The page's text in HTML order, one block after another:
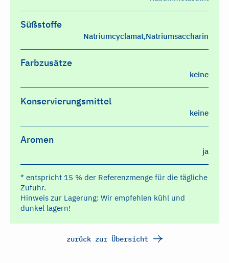
Süßstoffe
Natriumcyclamat,Natriumsaccharin
Farbzusätze
keine
Konservierungsmittel
keine
Aromen
ja
* entspricht 15 % der Referenzmenge für die tägliche
Zufuhr.
Hinweis zur Lagerung: Wir empfehlen kühl und
dunkel lagern!
zurück zur Übersicht